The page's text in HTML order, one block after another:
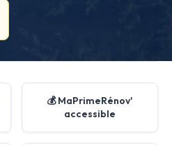
💰 MaPrimeRénov'
accessible